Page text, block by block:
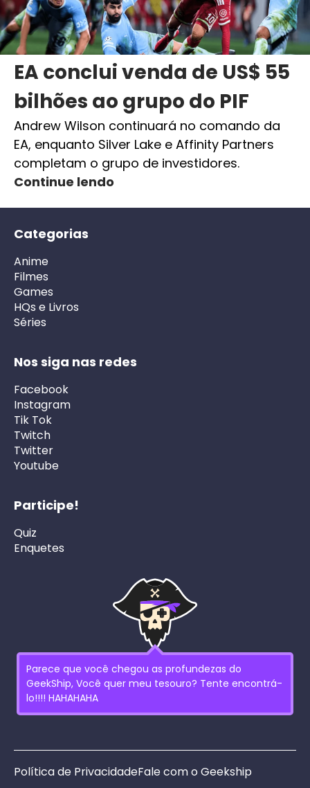
EA conclui venda de US$ 55
bilhões ao grupo do PIF
Andrew Wilson continuará no comando da
EA, enquanto Silver Lake e Affinity Partners
completam o grupo de investidores.
Continue lendo
Categorias
Anime
Filmes
Games
HQs e Livros
Séries
Nos siga nas redes
Facebook
Instagram
Tik Tok
Twitch
Twitter
Youtube
Participe!
Quiz
Enquetes
Parece que você chegou as profundezas do
GeekShip, Você quer meu tesouro? Tente encontrá-
lo!!!! HAHAHAHA
Política de PrivacidadeFale com o Geekship